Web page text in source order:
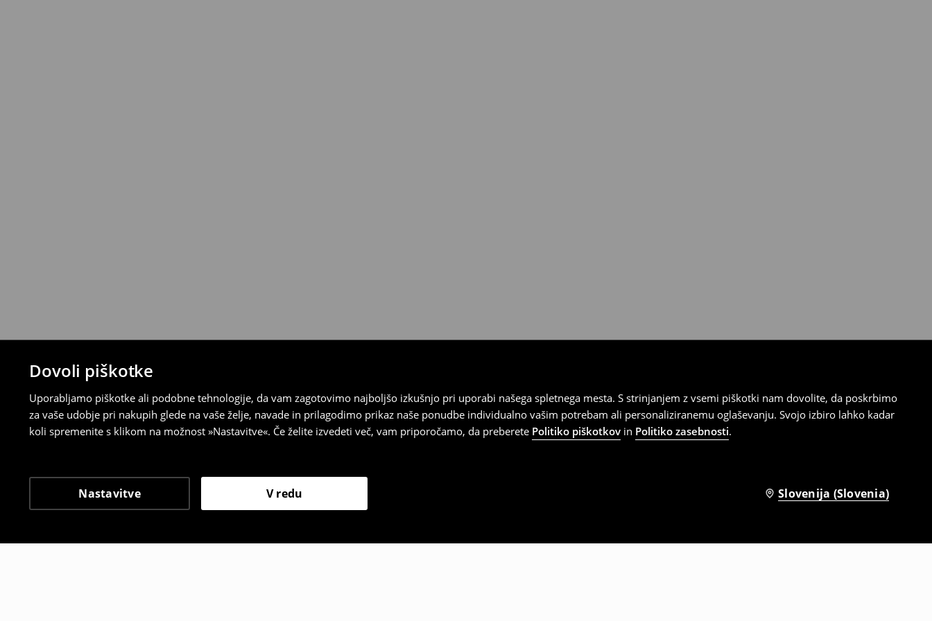
Dovoli piškotke
Uporabljamo piškotke ali podobne tehnologije, da vam zagotovimo najboljšo izkušnjo pri uporabi našega spletnega mesta. S strinjanjem z vsemi piškotki nam dovolite, da poskrbimo
za vaše udobje pri nakupih glede na vaše želje, navade in prilagodimo prikaz naše ponudbe individualno vašim potrebam ali personaliziranemu oglaševanju. Svojo izbiro lahko kadar
koli spremenite s klikom na možnost »Nastavitve«. Če želite izvedeti več, vam priporočamo, da preberete Politiko piškotkov in Politiko zasebnosti.
Nastavitve V redu Slovenija (Slovenia)